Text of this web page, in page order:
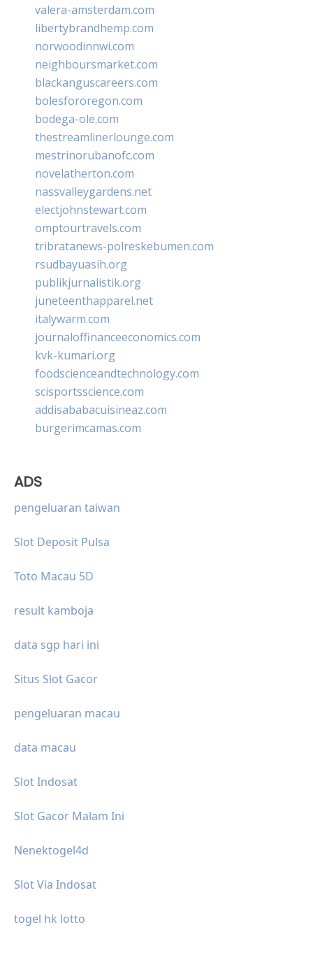
valera-amsterdam.com
libertybrandhemp.com
norwoodinnwi.com
neighboursmarket.com
blackanguscareers.com
bolesfororegon.com
bodega-ole.com
thestreamlinerlounge.com
mestrinorubanofc.com
novelatherton.com
nassvalleygardens.net
electjohnstewart.com
omptourtravels.com
tribratanews-polreskebumen.com
rsudbayuasih.org
publikjurnalistik.org
juneteenthapparel.net
italywarm.com
journaloffinanceeconomics.com
kvk-kumari.org
foodscienceandtechnology.com
scisportsscience.com
addisababacuisineaz.com
burgerimcamas.com
ADS
pengeluaran taiwan
Slot Deposit Pulsa
Toto Macau 5D
result kamboja
data sgp hari ini
Situs Slot Gacor
pengeluaran macau
data macau
Slot Indosat
Slot Gacor Malam Ini
Nenektogel4d
Slot Via Indosat
togel hk lotto